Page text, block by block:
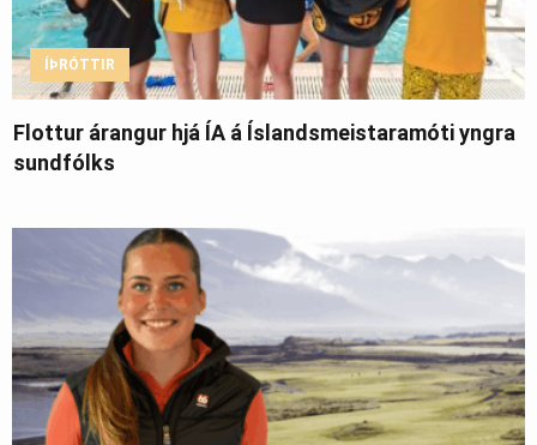
ÍÞRÓTTIR
Flottur árangur hjá ÍA á Íslandsmeistaramóti yngra
sundfólks